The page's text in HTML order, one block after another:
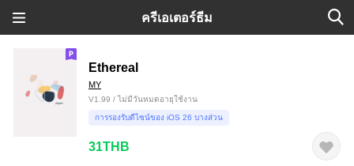
ครีเอเตอร์ธีม
Ethereal
MY
V1.99 / ไม่มีวันหมดอายุใช้งาน
การรองรับดีไซน์ของ iOS 26 บางส่วน
31THB